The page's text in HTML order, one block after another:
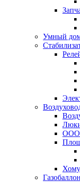
Умный
ООО